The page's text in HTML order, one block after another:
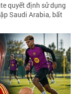
quyết định sử dụng
Saudi Arabia, bất